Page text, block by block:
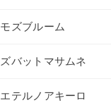
モズブルーム
ズバットマサムネ
エテルノアキーロ